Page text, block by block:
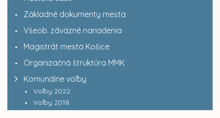
Základné dokumenty mesta
Všeob. záväzné nariadenia
Magistrát mesta Košice
Organizačná štruktúra MMK
Komunálne voľby
Voľby 2022
Voľby 2018